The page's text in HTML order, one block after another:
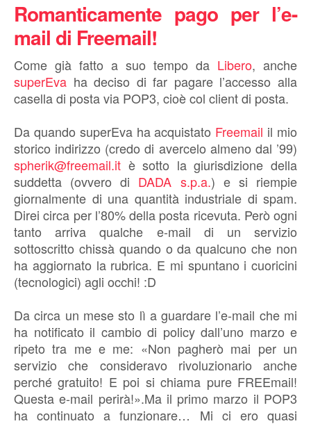
Romanticamente pago per l’e-
mail di Freemail!
Come già fatto a suo tempo da Libero, anche
superEva ha deciso di far pagare l’accesso alla
casella di posta via POP3, cioè col client di posta.
Da quando superEva ha acquistato Freemail il mio
storico indirizzo (credo di avercelo almeno dal ’99)
spherik@freemail.it è sotto la giurisdizione della
suddetta (ovvero di DADA s.p.a.) e si riempie
giornalmente di una quantità industriale di spam.
Direi circa per l’80% della posta ricevuta. Però ogni
tanto arriva qualche e-mail di un servizio
sottoscritto chissà quando o da qualcuno che non
ha aggiornato la rubrica. E mi spuntano i cuoricini
(tecnologici) agli occhi! :D
Da circa un mese sto lì a guardare l’e-mail che mi
ha notificato il cambio di policy dall’uno marzo e
ripeto tra me e me: «Non pagherò mai per un
servizio che consideravo rivoluzionario anche
perché gratuito! E poi si chiama pure FREEmail!
Questa e-mail perirà!».Ma il primo marzo il POP3
ha continuato a funzionare… Mi ci ero quasi